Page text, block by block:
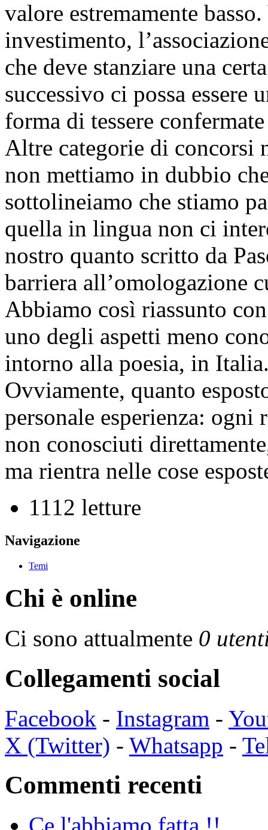
valore estremamente
investimento,
che deve stanziare una
successivo ci possa essere
forma di tessere
Altre categorie di concorsi
non mettiamo in dubbio
sottolineiamo che stiamo
quella in lingua non ci
nostro quanto scritto da
barriera all’omologazione
Abbiamo così riassunto
uno degli aspetti meno
intorno alla poesia, in
Ovviamente, quanto
personale esperienza:
non conosciuti
ma rientra nelle cose
1112 letture
Navigazione
Temi
Chi è online
Ci sono attualmente 0
Collegamenti social
Facebook - Instagram -
X (Twitter) - Whatsapp -
Commenti recenti